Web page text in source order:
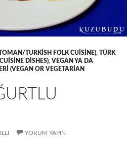
TURKISH FOLK CUISINE), TÜRK
DISHES), VEGAN YA DA
(VEGAN OR VEGETARIAN
YORUM YAPIN